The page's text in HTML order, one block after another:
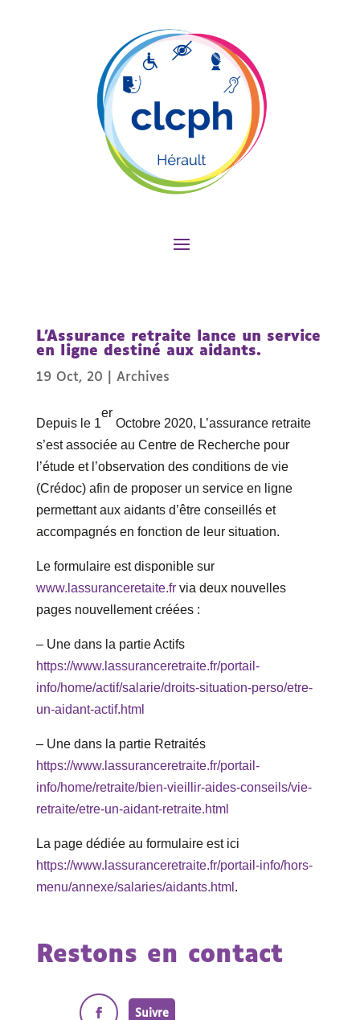
L’Assurance retraite lance un service
en ligne destiné aux aidants.
19 Oct, 20 Archives
Depuis le 1
er
Octobre 2020, L’assurance retraite
s’est associée au Centre de Recherche pour
l’étude et l’observation des conditions de vie
(Crédoc) afin de proposer un service en ligne
permettant aux aidants d’être conseillés et
accompagnés en fonction de leur situation.
Le formulaire est disponible sur
www.lassuranceretaite.frvia deux nouvelles
pages nouvellement créées :
– Une dans la partie Actifs
https://www.lassuranceretraite.fr/portail-
info/home/actif/salarie/droits-situation-perso/etre-
un-aidant-actif.html
– Une dans la partie Retraités
https://www.lassuranceretraite.fr/portail-
info/home/retraite/bien-vieillir-aides-conseils/vie-
retraite/etre-un-aidant-retraite.html
La page dédiée au formulaire est ici
https://www.lassuranceretraite.fr/portail-info/hors-
menu/annexe/salaries/aidants.html .
Restons en contact
Suivre